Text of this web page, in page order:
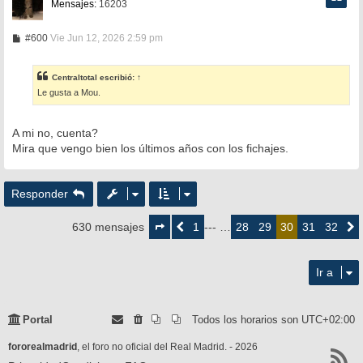
Mensajes:16203
#600M
s
a
j
e
Vie Jun 12, 2026 2:59 pm
Centraltotal escribió: ↑
Le gusta a Mou.
A mi no, cuenta?
Mira que vengo bien los últimos años con los fichajes.
Responder
630 mensajes
Página
30
deAnterior
1 --- … 28 29 30 31 32
Ir a
Portal Todos los horarios son UTC+02:00
fororealmadrid , el foro no oficial del Real Madrid. - 2026